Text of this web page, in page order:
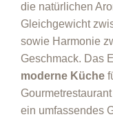
die natürlichen
Gleichgewicht
sowie Harmonie
Geschmack. Das
moderne Küche
ein umfassendes